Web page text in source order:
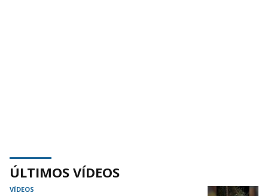
ÚLTIMOS VÍDEOS
VÍDEOS